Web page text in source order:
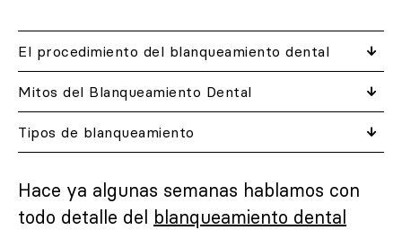
El procedimiento del blanqueamiento dental
Mitos del Blanqueamiento Dental
Tipos de blanqueamiento
Hace ya algunas semanas hablamos con
todo detalle del blanqueamiento dental